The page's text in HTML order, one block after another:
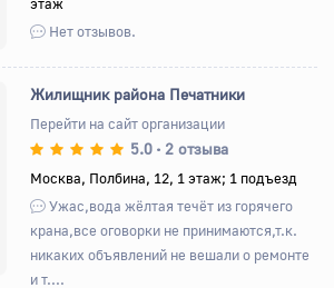
Нет отзывов.
Жилищник района Печатники
Перейти на сайт организации
5.0 • 2 отзыва
Москва, Полбина, 12, 1 этаж; 1 подъезд
Ужас,вода жёлтая течёт из горячего
крана,все оговорки не принимаются,т.к.
никаких объявлений не вешали о ремонте
и т....